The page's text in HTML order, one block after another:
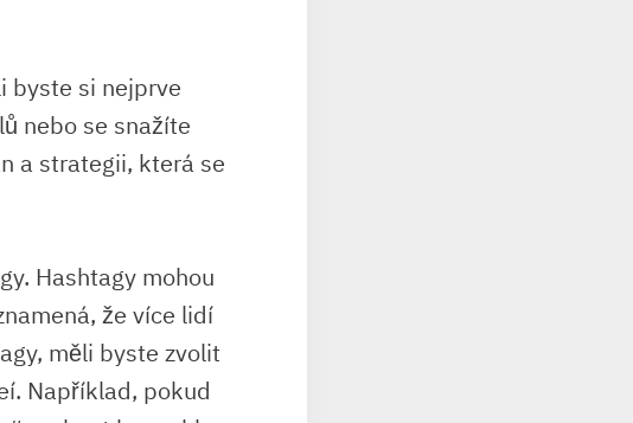
byste si nejprve
nebo se snažíte
a strategii, která se
Hashtagy mohou
že více lidí
měli byste zvolit
Například, pokud